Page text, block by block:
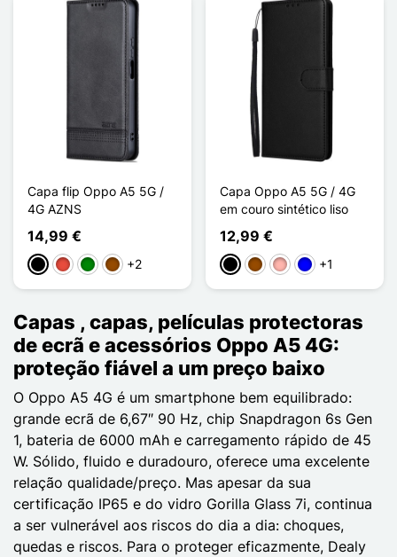
Capa flip Oppo A5 5G /
4G AZNS
14,99 €
PretoVermelho
VerdeCastanho
+2
Capa Oppo A5 5G / 4G
em couro sintético liso
12,99 €
PretoCastanho
Ouro rosa
Azul+1
Capas , capas, películas protectoras
de ecrã e acessórios Oppo A5 4G:
proteção fiável a um preço baixo
O Oppo A5 4G é um smartphone bem equilibrado:
grande ecrã de 6,67″ 90 Hz, chip Snapdragon 6s Gen
1, bateria de 6000 mAh e carregamento rápido de 45
W. Sólido, fluido e duradouro, oferece uma excelente
relação qualidade/preço. Mas apesar da sua
certificação IP65 e do vidro Gorilla Glass 7i, continua
a ser vulnerável aos riscos do dia a dia: choques,
quedas e riscos. Para o proteger eficazmente, Dealy